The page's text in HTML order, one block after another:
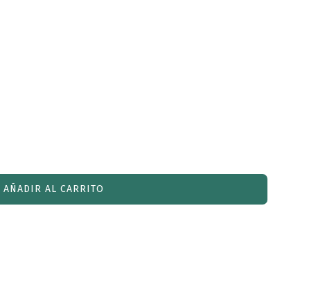
AÑADIR AL CARRITO